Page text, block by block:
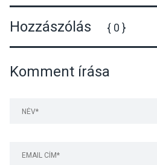
Hozzászólás { 0 }
Komment írása